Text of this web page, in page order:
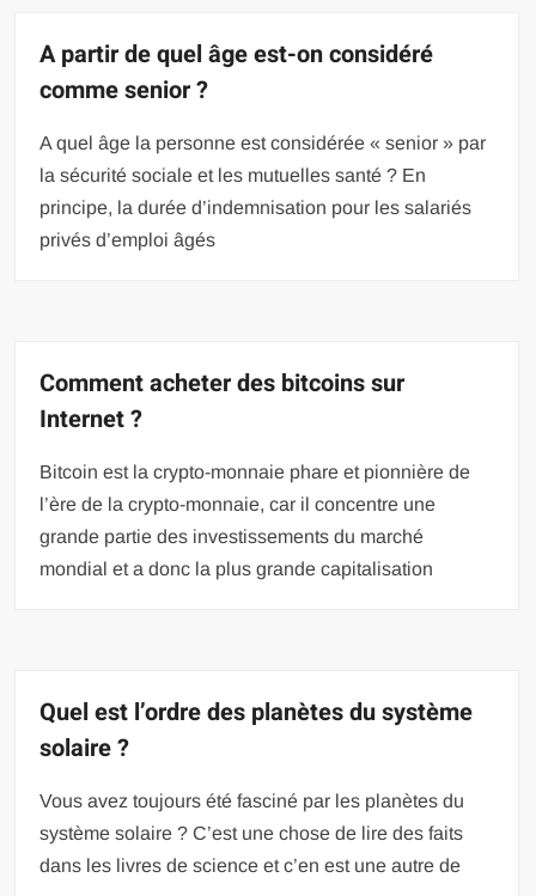
A partir de quel âge est-on considéré
comme senior ?
A quel âge la personne est considérée « senior » par
la sécurité sociale et les mutuelles santé ? En
principe, la durée d’indemnisation pour les salariés
privés d’emploi âgés
Comment acheter des bitcoins sur
Internet ?
Bitcoin est la crypto-monnaie phare et pionnière de
l’ère de la crypto-monnaie, car il concentre une
grande partie des investissements du marché
mondial et a donc la plus grande capitalisation
Quel est l’ordre des planètes du système
solaire ?
Vous avez toujours été fasciné par les planètes du
système solaire ? C’est une chose de lire des faits
dans les livres de science et c’en est une autre de